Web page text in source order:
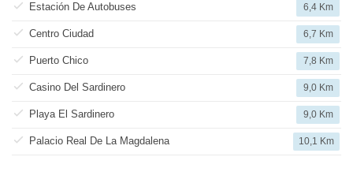
Estación De Autobuses 6,4 Km
Centro Ciudad 6,7 Km
Puerto Chico 7,8 Km
Casino Del Sardinero 9,0 Km
Playa El Sardinero 9,0 Km
Palacio Real De La Magdalena 10,1 Km